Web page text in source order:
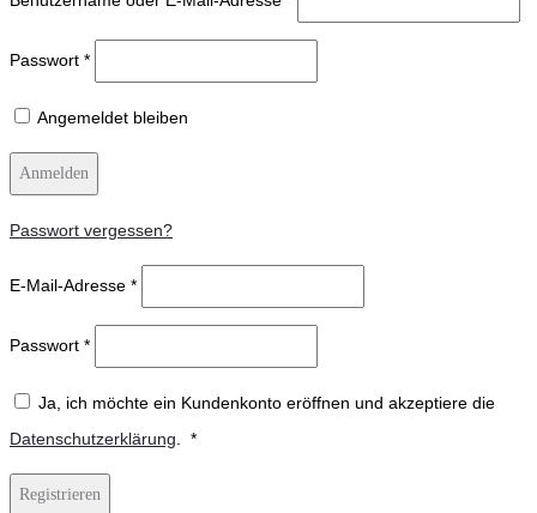
Passwort *
Angemeldet bleiben
Anmelden
Passwort vergessen?
E-Mail-Adresse *
Passwort *
Ja, ich möchte ein Kundenkonto eröffnen und akzeptiere die
Datenschutzerklärung. *Erforderlich
Registrieren